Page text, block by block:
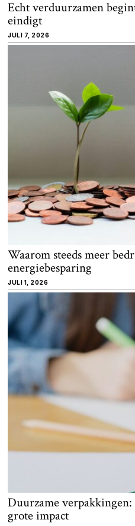
Echt verduurzamen
eindigt
JULI 7, 2026
Waarom steeds meer
energiebesparing
JULI 1, 2026
Duurzame
grote impact